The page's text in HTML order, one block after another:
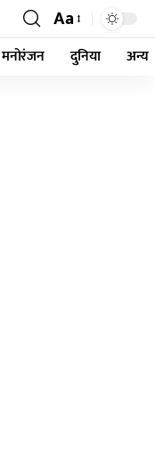
Aa
मनोरंजन दुनिया अन्य